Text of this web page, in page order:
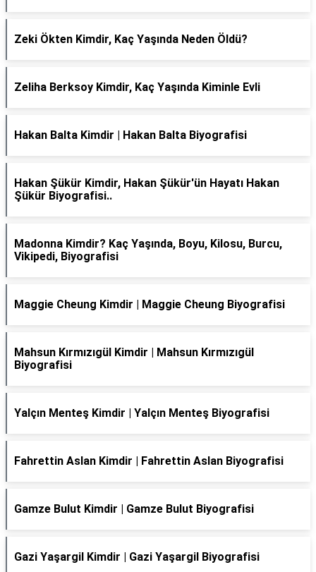
Zeki Ökten Kimdir, Kaç Yaşında Neden Öldü?
Zeliha Berksoy Kimdir, Kaç Yaşında Kiminle Evli
Hakan Balta Kimdir | Hakan Balta Biyografisi
Hakan Şükür Kimdir, Hakan Şükür'ün Hayatı Hakan
Şükür Biyografisi..
Madonna Kimdir? Kaç Yaşında, Boyu, Kilosu, Burcu,
Vikipedi, Biyografisi
Maggie Cheung Kimdir | Maggie Cheung Biyografisi
Mahsun Kırmızıgül Kimdir | Mahsun Kırmızıgül
Biyografisi
Yalçın Menteş Kimdir | Yalçın Menteş Biyografisi
Fahrettin Aslan Kimdir | Fahrettin Aslan Biyografisi
Gamze Bulut Kimdir | Gamze Bulut Biyografisi
Gazi Yaşargil Kimdir | Gazi Yaşargil Biyografisi